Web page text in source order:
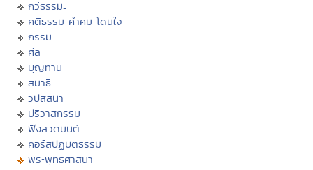
กวีธรรมะ
คติธรรม คำคม โดนใจ
กรรม
ศีล
บุญทาน
สมาธิ
วิปัสสนา
ปริวาสกรรม
ฟังสวดมนต์
คอร์สปฏิบัติธรรม
พระพุทธศาสนา